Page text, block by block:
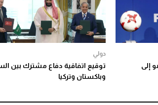
إلى
دولي
توقيع اتفاقية دفاع مشترك بين
وباكستان وتركيا